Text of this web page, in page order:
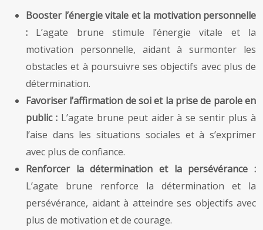
Booster l’énergie vitale et la motivation personnelle
: L’agate brune stimule l’énergie vitale et la
motivation personnelle, aidant à surmonter les
obstacles et à poursuivre ses objectifs avec plus de
détermination.
Favoriser l’affirmation de soi et la prise de parole en
public : L’agate brune peut aider à se sentir plus à
l’aise dans les situations sociales et à s’exprimer
avec plus de confiance.
Renforcer la détermination et la persévérance :
L’agate brune renforce la détermination et la
persévérance, aidant à atteindre ses objectifs avec
plus de motivation et de courage.